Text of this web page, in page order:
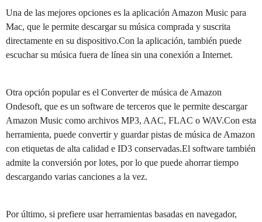
Una de las mejores opciones es la aplicación Amazon Music para
Mac, que le permite descargar su música comprada y suscrita
directamente en su dispositivo.Con la aplicación, también puede
escuchar su música fuera de línea sin una conexión a Internet.
Otra opción popular es el Converter de música de Amazon
Ondesoft, que es un software de terceros que le permite descargar
Amazon Music como archivos MP3, AAC, FLAC o WAV.Con esta
herramienta, puede convertir y guardar pistas de música de Amazon
con etiquetas de alta calidad e ID3 conservadas.El software también
admite la conversión por lotes, por lo que puede ahorrar tiempo
descargando varias canciones a la vez.
Por último, si prefiere usar herramientas basadas en navegador,